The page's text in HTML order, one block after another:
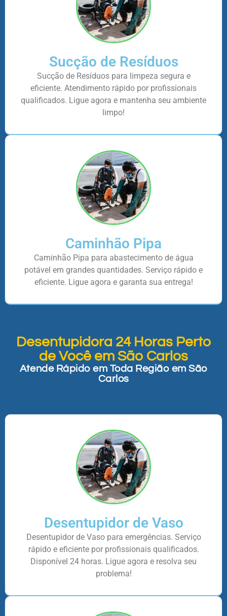
Sucção de Resíduos
Sucção de Resíduos para limpeza segura e
eficiente. Atendimento rápido por profissionais
qualificados. Ligue agora e mantenha seu ambiente
limpo!
Caminhão Pipa
Caminhão Pipa para abastecimento de água
potável em grandes quantidades. Serviço rápido e
eficiente. Ligue agora e garanta sua entrega!
Desentupidora 24 Horas Perto
de Você em São Carlos
Atende Rápido em Toda Região em São
Carlos
Desentupidor de Vaso
Desentupidor de Vaso para emergências. Serviço
rápido e eficiente por profissionais qualificados.
Disponível 24 horas. Ligue agora e resolva seu
problema!